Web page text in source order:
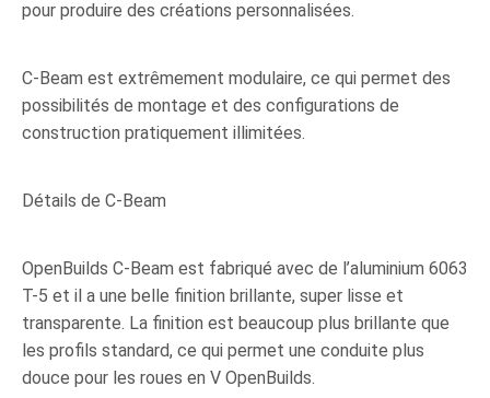
pour produire des créations personnalisées.
C-Beam est extrêmement modulaire, ce qui permet des
possibilités de montage et des configurations de
construction pratiquement illimitées.
Détails de C-Beam
OpenBuilds C-Beam est fabriqué avec de l’aluminium 6063
T-5 et il a une belle finition brillante, super lisse et
transparente. La finition est beaucoup plus brillante que
les profils standard, ce qui permet une conduite plus
douce pour les roues en V OpenBuilds.